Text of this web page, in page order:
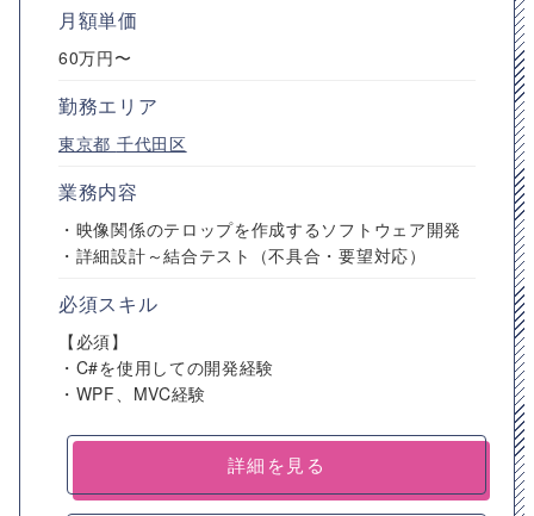
月額単価
60万円〜
勤務エリア
東京都 千代田区
業務内容
・映像関係のテロップを作成するソフトウェア開発
・詳細設計～結合テスト（不具合・要望対応）
必須スキル
【必須】
・C#を使用しての開発経験
・WPF、MVC経験
詳細を見る